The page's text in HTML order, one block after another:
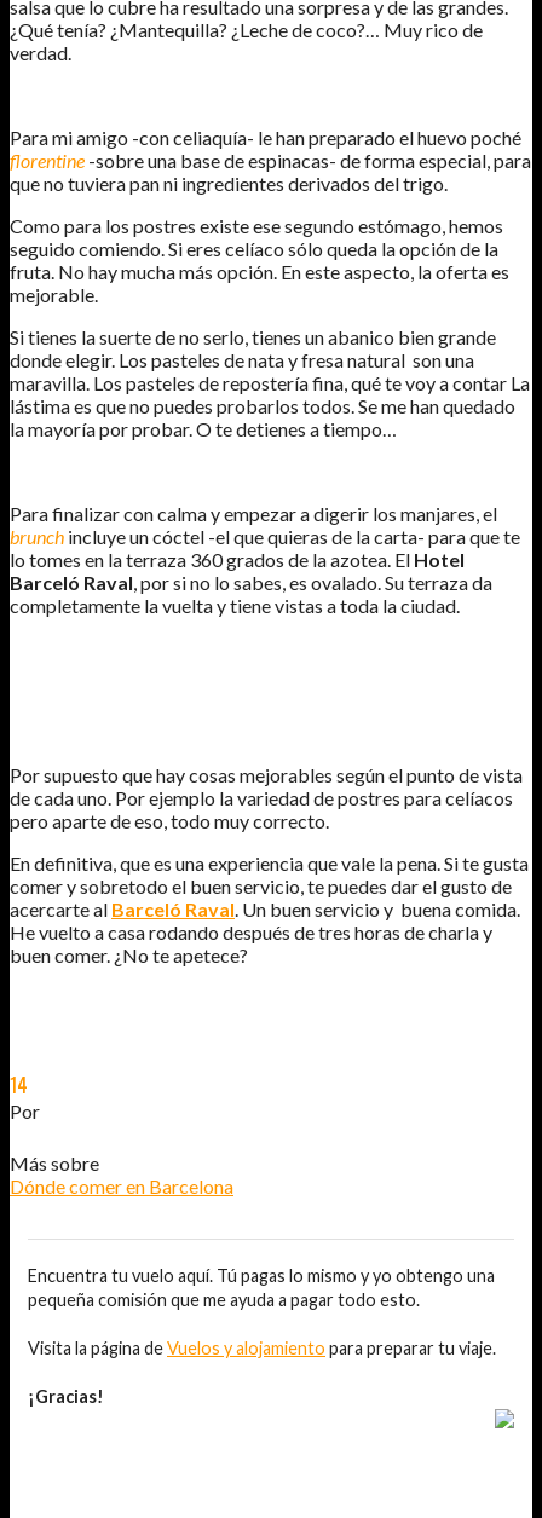
salsa que lo cubre ha resultado una sorpresa y de las grandes.
¿Qué tenía? ¿Mantequilla? ¿Leche de coco?… Muy rico de
verdad.
Para mi amigo -con celiaquía- le han preparado el huevo poché
florentine -sobre una base de espinacas- de forma especial, para
que no tuviera pan ni ingredientes derivados del trigo.
Como para los postres existe ese segundo estómago, hemos
seguido comiendo. Si eres celíaco sólo queda la opción de la
fruta. No hay mucha más opción. En este aspecto, la oferta es
mejorable.
Si tienes la suerte de no serlo, tienes un abanico bien grande
donde elegir. Los pasteles de nata y fresa natural son una
maravilla. Los pasteles de repostería fina, qué te voy a contar La
lástima es que no puedes probarlos todos. Se me han quedado
la mayoría por probar. O te detienes a tiempo…
Para finalizar con calma y empezar a digerir los manjares, el
brunch incluye un cóctel -el que quieras de la carta- para que te
lo tomes en la terraza 360 grados de la azotea. El Hotel
Barceló Raval, por si no lo sabes, es ovalado. Su terraza da
completamente la vuelta y tiene vistas a toda la ciudad.
Por supuesto que hay cosas mejorables según el punto de vista
de cada uno. Por ejemplo la variedad de postres para celíacos
pero aparte de eso, todo muy correcto.
En definitiva, que es una experiencia que vale la pena. Si te gusta
comer y sobretodo el buen servicio, te puedes dar el gusto de
acercarte al Barceló Raval. Un buen servicio y buena comida.
He vuelto a casa rodando después de tres horas de charla y
buen comer. ¿No te apetece?
14
Por
Más sobre
Dónde comer en Barcelona
Encuentra tu vuelo aquí. Tú pagas lo mismo y yo obtengo una
pequeña comisión que me ayuda a pagar todo esto.
Visita la página deVuelos y alojamiento para preparar tu viaje.
¡Gracias!